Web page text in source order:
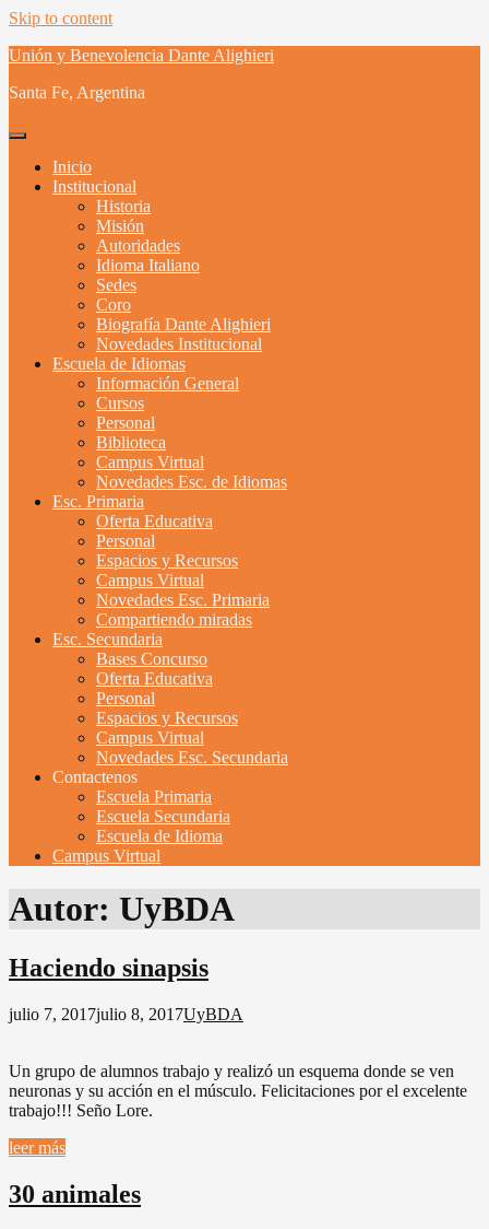
Skip to content
Unión y Benevolencia Dante Alighieri
Santa Fe, Argentina
Inicio
Institucional
Historia
Misión
Autoridades
Idioma Italiano
Sedes
Coro
Biografía Dante Alighieri
Novedades Institucional
Escuela de Idiomas
Información General
Cursos
Personal
Biblioteca
Campus Virtual
Novedades Esc. de Idiomas
Esc. Primaria
Oferta Educativa
Personal
Espacios y Recursos
Campus Virtual
Novedades Esc. Primaria
Compartiendo miradas
Esc. Secundaria
Bases Concurso
Oferta Educativa
Personal
Espacios y Recursos
Campus Virtual
Novedades Esc. Secundaria
Contactenos
Escuela Primaria
Escuela Secundaria
Escuela de Idioma
Campus Virtual
Autor: UyBDA
Haciendo sinapsis
julio 7, 2017julio 8, 2017UyBDA
Un grupo de alumnos trabajo y realizó un esquema donde se ven
neuronas y su acción en el músculo. Felicitaciones por el excelente
trabajo!!! Seño Lore.
leer más
30 animales